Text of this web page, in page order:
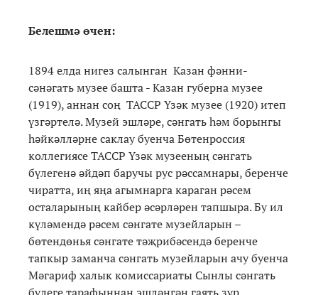
Белешмәөчен:
1894 елда нигез салынган Казан фәнни-
сәнәгать музее башта - Казан губерна музее
(1919), аннан соң ТАССР Үзәк музее (1920) итеп
үзгәртелә. Музей эшләре, сәнгать һәм борынгы
һәйкәлләрне саклау буенча Бөтенроссия
коллегиясе ТАССР Үзәк музееның сәнгать
бүлегенә әйдәп баручы рус рәссамнары, беренче
чиратта, иң яңа агымнарга караган рәсем
осталарының кайбер әсәрләрен тапшыра. Бу ил
күләмендә рәсем сәнгате музейларын –
бөтендөнья сәнгате тәҗрибәсендә беренче
тапкыр заманча сәнгать музейларын ачу буенча
Мәгариф халык комиссариаты Сынлы сәнгать